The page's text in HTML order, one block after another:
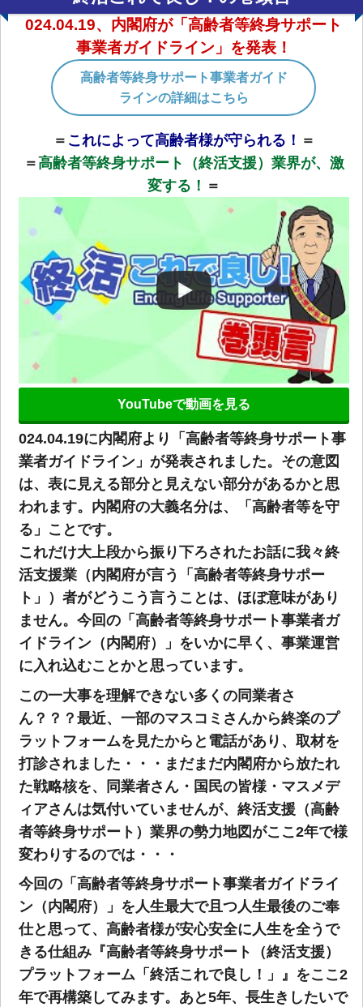
024.04.19、内閣府が「高齢者等終身サポート
事業者ガイドライン」を発表！
高齢者等終身サポート事業者ガイド
ラインの詳細はこちら
＝ これによって高齢者様が守られる！ ＝
＝高齢者等終身サポート（終活支援）業界が、激
変する！ ＝
YouTubeで動画を見る
024.04.19に内閣府より「高齢者等終身サポート事
業者ガイドライン」が発表されました。その意図
は、表に見える部分と見えない部分があるかと思
われます。内閣府の大義名分は、「高齢者等を守
る」ことです。
これだけ大上段から振り下ろされたお話に我々終
活支援業（内閣府が言う「高齢者等終身サポー
ト」）者がどうこう言うことは、ほぼ意味があり
ません。今回の「高齢者等終身サポート事業者ガ
イドライン（内閣府）」をいかに早く、事業運営
に入れ込むことかと思っています。
この一大事を理解できない多くの同業者さ
ん？？？最近、一部のマスコミさんから終楽のプ
ラットフォームを見たからと電話があり、取材を
打診されました・・・まだまだ内閣府から放たれ
た戦略核を、同業者さん・国民の皆様・マスメデ
ィアさんは気付いていませんが、終活支援（高齢
者等終身サポート）業界の勢力地図がここ2年で様
変わりするのでは・・・
今回の「高齢者等終身サポート事業者ガイドライ
ン（内閣府）」を人生最大で且つ人生最後のご奉
仕と思って、高齢者様が安心安全に人生を全うで
きる仕組み『高齢者等終身サポート（終活支援）
プラットフォーム「終活これで良し！」』をここ2
年で再構築してみます。あと5年、長生きしたいで